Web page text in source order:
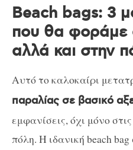
Beach bags: 3
που θα φοράμε
αλλά και στην
Αυτό το καλοκαίρι
παραλίας σε βασικό
εμφανίσεις, όχι μόνο
πόλη. Η ιδανική beach